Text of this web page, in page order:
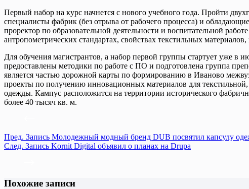
Первый набор на курс начнется с нового учебного года. Пройти
специалисты фабрик (без отрыва от рабочего процесса) и
проректор по образовательной деятельности и воспитательной
антропометрических стандартах, свойствах текстильных
Для обучения магистрантов, а набор первой группы стартует уже
предоставлены методики по работе с ПО и подготовлена группа
является частью дорожной карты по формированию в Иваново
проекты по получению инновационных материалов для
одежды. Кампус расположится на территории исторического
более 40 тысяч кв. м.
Пред. Запись Молодежный модный бренд DUB посвятил капсулу
След. Запись Kornit Digital объявил о планах на Drupa
Похожие записи